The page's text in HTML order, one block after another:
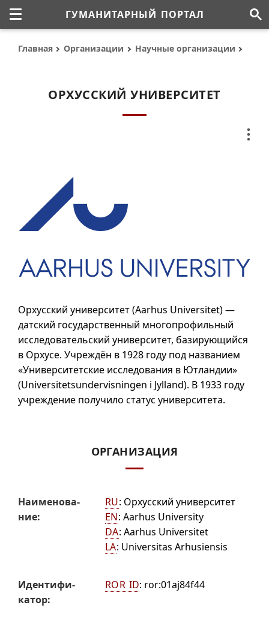
ГУМАНИТАРНЫЙ ПОРТАЛ
Главная Организации Научные организации
ОРХУССКИЙ УНИВЕРСИТЕТ
Орхусский университет (Aarhus Universitet) —
датский государственный многопрофильный
исследовательский университет, базирующийся
в Орхусе. Учреждён в 1928 году под названием
«Университетские исследования в Ютландии»
(Universitetsundervisningen i Jylland). В 1933 году
учреждение получило статус университета.
ОРГАНИЗАЦИЯ
Наиме­но­ва­
ние:
RU: Орхусский университет
EN: Aarhus University
DA: Aarhus Universitet
LA: Universitas Arhusiensis
Иденти­фи­
катор:
ROR ID: ror:01aj84f44